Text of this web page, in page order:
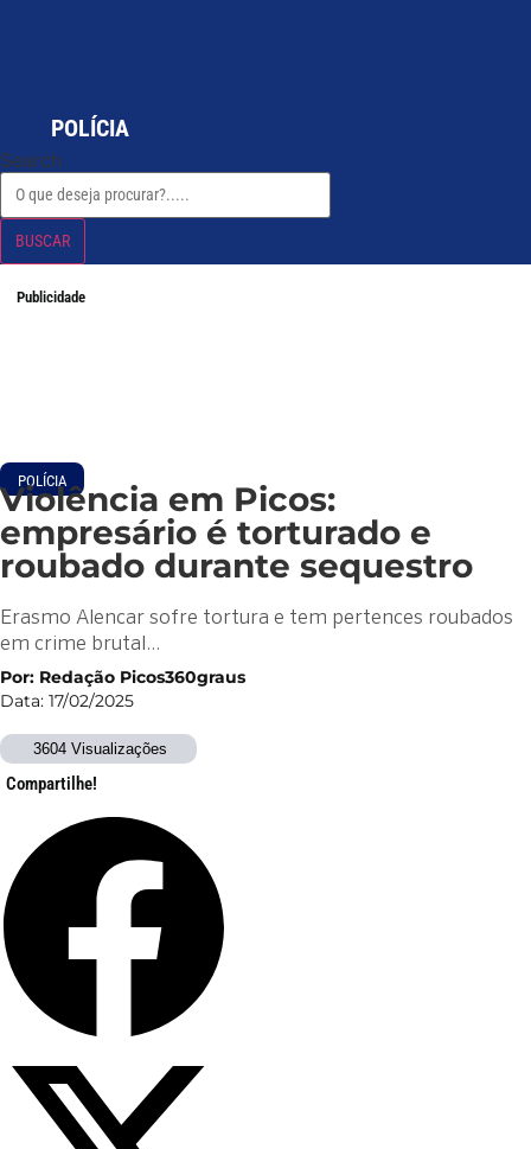
POLÍCIA
Search
BUSCAR
Publicidade
POLÍCIA
Violência em Picos:
empresário é torturado e
roubado durante sequestro
Erasmo Alencar sofre tortura e tem pertences roubados
em crime brutal…
Por: Redação Picos360graus
Data: 17/02/2025
3604 Visualizações
Compartilhe!